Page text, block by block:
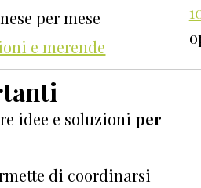
per mese
e merende
idee e soluzioniper
di coordinarsi